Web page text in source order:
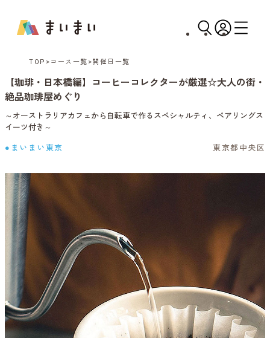
TOP コース一覧 開催日一覧
【珈琲・日本橋編】コーヒーコレクターが厳選☆大人の街・
絶品珈琲屋めぐり
～オーストラリアカフェから自転車で作るスペシャルティ、ペアリングス
イーツ付き～
●まいまい東京 東京都中央区